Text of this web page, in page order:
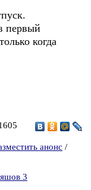
первый
когда
анонс /
3